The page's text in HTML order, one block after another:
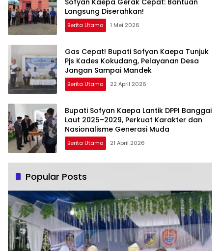
Sofyan Kaepa Gerak Cepat: Bantuan
Langsung Diserahkan!
Berita Utama 1 Mei 2026
Gas Cepat! Bupati Sofyan Kaepa Tunjuk
Pjs Kades Kokudang, Pelayanan Desa
Jangan Sampai Mandek
Berita Utama 22 April 2026
Bupati Sofyan Kaepa Lantik DPPI Banggai
Laut 2025–2029, Perkuat Karakter dan
Nasionalisme Generasi Muda
Berita Utama 21 April 2026
Popular Posts